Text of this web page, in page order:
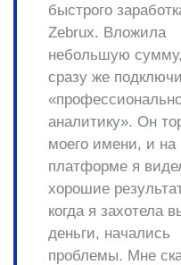
быстрого
Zebrux. Вложила
небольшую
сразу же
аналитику». Он
моего имени, и на
платформе я
хорошие
когда я захотела
деньги, начались
проблемы. Мне